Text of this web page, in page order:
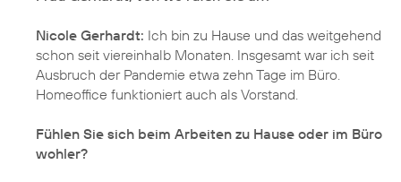
Nicole Gerhardt: Ich bin zu Hause und das weitgehend
schon seit viereinhalb Monaten. Insgesamt war ich seit
Ausbruch der Pandemie etwa zehn Tage im Büro.
Homeoffice funktioniert auch als Vorstand.
Fühlen Sie sich beim Arbeiten zu Hause oder im Büro
wohler?